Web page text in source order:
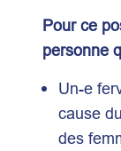
Pour ce
personne
Un-e
cause
des